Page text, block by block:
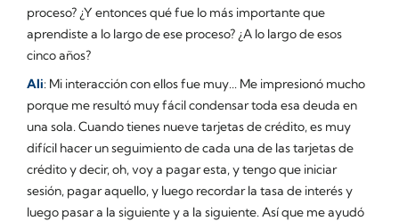
proceso? ¿Y entonces qué fue lo más importante que
aprendiste a lo largo de ese proceso? ¿A lo largo de esos
cinco años?
Ali: Mi interacción con ellos fue muy... Me impresionó mucho
porque me resultó muy fácil condensar toda esa deuda en
una sola. Cuando tienes nueve tarjetas de crédito, es muy
difícil hacer un seguimiento de cada una de las tarjetas de
crédito y decir, oh, voy a pagar esta, y tengo que iniciar
sesión, pagar aquello, y luego recordar la tasa de interés y
luego pasar a la siguiente y a la siguiente. Así que me ayudó